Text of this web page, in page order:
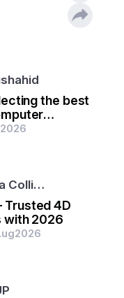
है।
the best
day
2026
Colli…
Trusted 4D
with 2026
2026